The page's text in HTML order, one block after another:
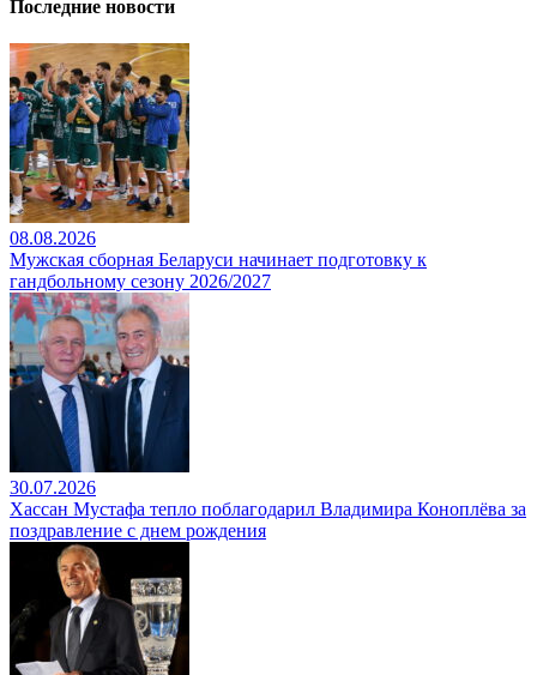
Последние новости
08.08.2026
Мужская сборная Беларуси начинает подготовку к
гандбольному сезону 2026/2027
30.07.2026
Хассан Мустафа тепло поблагодарил Владимира Коноплёва за
поздравление с днем рождения